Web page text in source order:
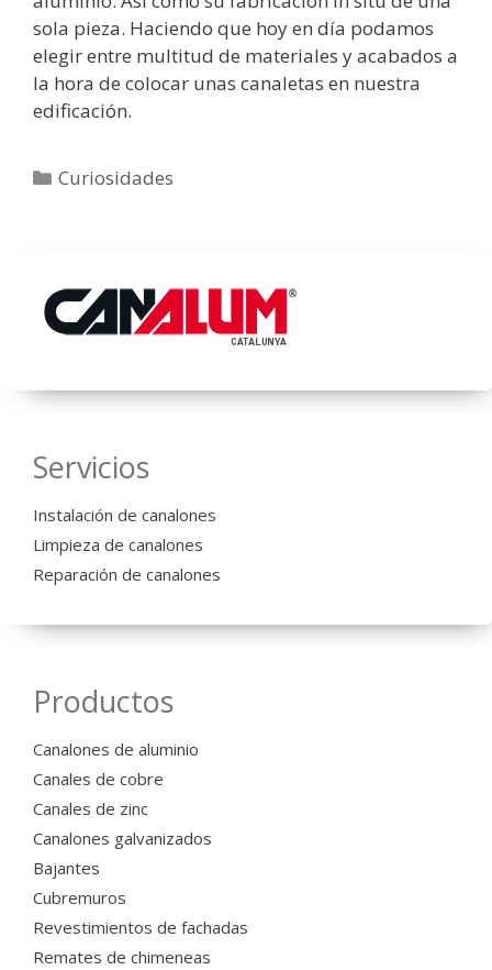
sola pieza. Haciendo que hoy en día podamos
elegir entre multitud de materiales y acabados a
la hora de colocar unas canaletas en nuestra
edificación.
Categorías
Curiosidades
Servicios
Instalación de canalones
Limpieza de canalones
Reparación de canalones
Productos
Canalones de aluminio
Canales de cobre
Canales de zinc
Canalones galvanizados
Bajantes
Cubremuros
Revestimientos de fachadas
Remates de chimeneas